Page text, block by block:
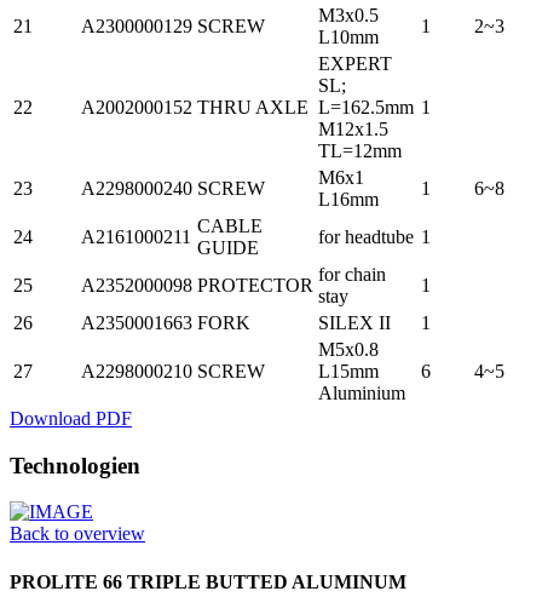
21 A2300000129 SCREW
M3x0.5
L10mm
1 2~3
22 A2002000152 THRU AXLE
EXPERT
SL;
L=162.5mm
M12x1.5
TL=12mm
1
23 A2298000240 SCREW
M6x1
L16mm
1 6~8
24 A2161000211
CABLE
GUIDE
for headtube 1
25 A2352000098 PROTECTOR
for chain
stay
1
26
A2350001663 FORK SILEX II 1
27 A2298000210 SCREW
M5x0.8
L15mm
Aluminium
6 4~5
Download PDF
Technologien
Back to overview
PROLITE 66 TRIPLE BUTTED ALUMINUM